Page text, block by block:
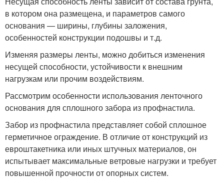
в котором она размещена, и параметров самого
основания — ширины, глубины заложения,
особенностей конструкции подошвы и т.д.
Изменяя размеры ленты, можно добиться изменения
несущей способности, устойчивости к внешним
нагрузкам или прочим воздействиям.
Рассмотрим особенности использования ленточного
основания для сплошного забора из профнастила.
Забор из профнастила представляет собой сплошное
герметичное ограждение. В отличие от конструкций из
евроштакетника или иных штучных материалов, он
испытывает максимальные ветровые нагрузки и требует
повышенной прочности от опорных систем.